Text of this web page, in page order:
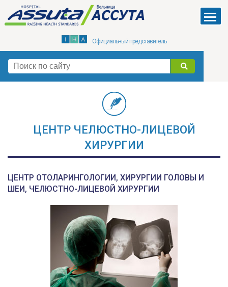
Официальный представитель
поиск
ЦЕНТР ЧЕЛЮСТНО-ЛИЦЕВОЙ
ХИРУРГИИ
ЦЕНТР ОТОЛАРИНГОЛОГИИ, ХИРУРГИИ ГОЛОВЫ И
ШЕИ, ЧЕЛЮСТНО-ЛИЦЕВОЙ ХИРУРГИИ